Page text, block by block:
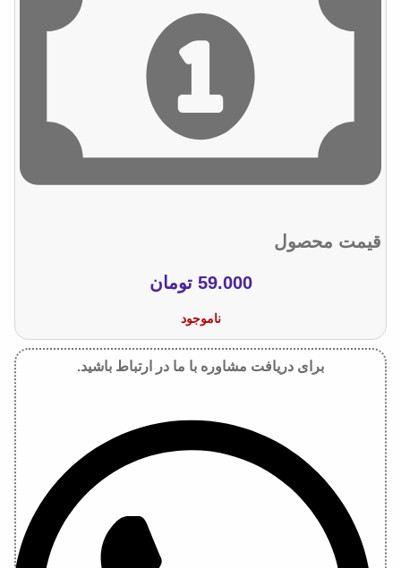
قیمت محصول
59.000 تومان
ناموجود
برای دریافت مشاوره با ما در ارتباط باشید.